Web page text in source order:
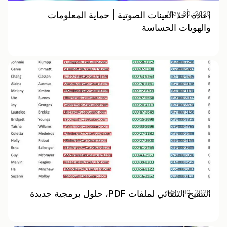
إعادة أخذ العينات الصوتية | حماية المعلومات
والهويات الحساسة
May 30, 2025
التنقيح التلقائي لملفات PDF، حلول برمجية جديدة
May 30, 2025